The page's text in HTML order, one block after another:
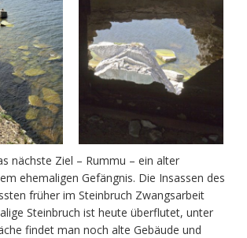
nächste Ziel – Rummu – ein alter
ehemaligen Gefängnis. Die Insassen des
früher im Steinbruch Zwangsarbeit
Steinbruch ist heute überflutet, unter
findet man noch alte Gebäude und